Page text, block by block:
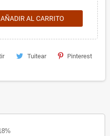
AÑADIR AL CARRITO
Tuitear Pinterest